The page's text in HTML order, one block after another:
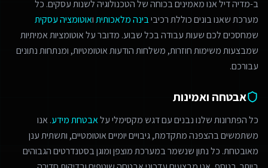
ב-מדיה דיל אנו מאמינים בכוחה של הטכנולוגיה לשנות עסקים. כל
מערכת שאנו בונים כוללת רכיביבינה מלאכותיתואוטומציה עסקית
שמחסכים לכם שעות עבודה בכל שבוע. מדובר על אוטומציות אמיתיות
שמבצעות משימות חוזרות, משלחות הודעות אוטומטיות, ומנתחות נתונים
עבורכם.
אבטחה ואמינות
כל הפתרונות שלנו נבנים עם דגש מקסימלי עלאבטחת מידע. אנו
משתמשים בהצפנה מתקדמת, גיבויים יומיים אוטומטיים, ותשתית ענן
מאובטחת. כל נתון שנשמר במערכת מוצפן ומוגן בסטנדרטים הגבוהים